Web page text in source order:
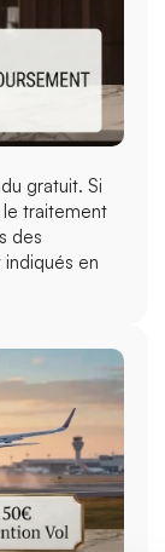
gratuit. Si
le traitement
des
en